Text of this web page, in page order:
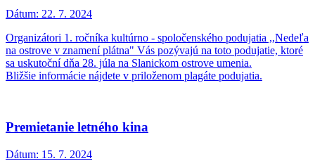
Dátum: 22. 7. 2024
Organizátori 1. ročníka kultúrno - spoločenského podujatia ,,Nedeľa
na ostrove v znamení plátna" Vás pozývajú na toto podujatie, ktoré
sa uskutoční dňa 28. júla na Slanickom ostrove umenia.
Bližšie informácie nájdete v priloženom plagáte podujatia.
Premietanie letného kina
Dátum: 15. 7. 2024